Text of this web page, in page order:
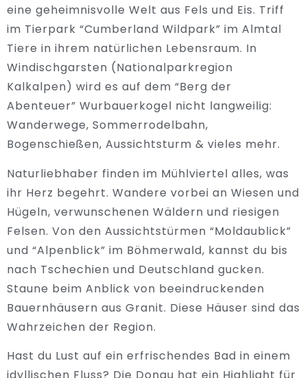
eine geheimnisvolle Welt aus Fels und Eis. Triff
im Tierpark “Cumberland Wildpark” im Almtal
Tiere in ihrem natürlichen Lebensraum. In
Windischgarsten (Nationalparkregion
Kalkalpen) wird es auf dem “Berg der
Abenteuer” Wurbauerkogel nicht langweilig:
Wanderwege, Sommerrodelbahn,
Bogenschießen, Aussichtsturm & vieles mehr.
Naturliebhaber finden im Mühlviertel alles, was
ihr Herz begehrt. Wandere vorbei an Wiesen und
Hügeln, verwunschenen Wäldern und riesigen
Felsen. Von den Aussichtstürmen “Moldaublick”
und “Alpenblick” im Böhmerwald, kannst du bis
nach Tschechien und Deutschland gucken.
Staune beim Anblick von beeindruckenden
Bauernhäusern aus Granit. Diese Häuser sind das
Wahrzeichen der Region.
Hast du Lust auf ein erfrischendes Bad in einem